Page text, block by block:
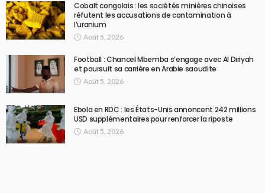
Cobalt congolais : les sociétés minières chinoises
réfutent les accusations de contamination à
l’uranium
Août 5, 2026
Football : Chancel Mbemba s’engage avec Al Diriyah
et poursuit sa carrière en Arabie saoudite
Août 5, 2026
Ebola en RDC : les États-Unis annoncent 242 millions
USD supplémentaires pour renforcer la riposte
Août 5, 2026